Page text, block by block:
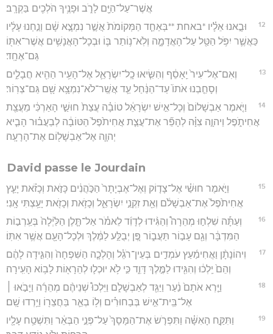
אֲשֶׁר־עַל־הַיָּ֖ם לָרֹ֑ב וּפָנֶ֥יךָ הֹלְכִ֖ים בַּקְרָֽב׃
12
וּבָ֣אנוּ אֵלָ֗יו *באחת **בְּאַחַ֤ד הַמְּקוֹמֹת֙ אֲשֶׁ֣ר נִמְצָ֣א שָׁ֔ם וְנַ֣חְנוּ עָלָ֔יו
כַּאֲשֶׁ֛ר יִפֹּ֥ל הַטַּ֖ל עַל־הָאֲדָמָ֑ה וְלֹֽא־נ֥וֹתַר בּ֛וֹ וּבְכָל־הָאֲנָשִׁ֥ים אֲשֶׁר־אִתּ֖וֹ
גַּם־אֶחָֽד׃
13
וְאִם־אֶל־עִיר֙ יֵֽאָסֵ֔ף וְהִשִּׂ֧יאוּ כָֽל־יִשְׂרָאֵ֛ל אֶל־הָעִ֥יר הַהִ֖יא חֲבָלִ֑ים
וְסָחַ֤בְנוּ אֹתוֹ֙ עַד־הַנַּ֔חַל עַ֛ד אֲשֶֽׁר־לֹא־נִמְצָ֥א שָׁ֖ם גַּם־צְרֽוֹר׃
14
וַיֹּ֤אמֶר אַבְשָׁלוֹם֙ וְכָל־אִ֣ישׁ יִשְׂרָאֵ֔ל טוֹבָ֗ה עֲצַת֙ חוּשַׁ֣י הָאַרְכִּ֔י מֵעֲצַ֖ת
אֲחִיתֹ֑פֶל וַיהוָ֣ה צִוָּ֗ה לְהָפֵ֞ר אֶת־עֲצַ֤ת אֲחִיתֹ֙פֶל֙ הַטּוֹבָ֔ה לְבַעֲב֗וּר הָבִ֧יא
יְהוָ֛ה אֶל־אַבְשָׁל֖וֹם אֶת־הָרָעָֽה׃
David passe le Jourdain
15
וַיֹּ֣אמֶר חוּשַׁ֗י אֶל־צָד֤וֹק וְאֶל־אֶבְיָתָר֙ הַכֹּ֣הֲנִ֔ים כָּזֹ֣את וְכָזֹ֗את יָעַ֤ץ
אֲחִיתֹ֙פֶל֙ אֶת־אַבְשָׁלֹ֔ם וְאֵ֖ת זִקְנֵ֣י יִשְׂרָאֵ֑ל וְכָזֹ֥את וְכָזֹ֖את יָעַ֥צְתִּי אָֽנִי׃
16
וְעַתָּ֡ה שִׁלְח֣וּ מְהֵרָה֩ וְהַגִּ֨ידוּ לְדָוִ֜ד לֵאמֹ֗ר אַל־תָּ֤לֶן הַלַּ֙יְלָה֙ בְּעַֽרְב֣וֹת
הַמִּדְבָּ֔ר וְגַ֖ם עָב֣וֹר תַּעֲב֑וֹר פֶּ֚ן יְבֻלַּ֣ע לַמֶּ֔לֶךְ וּלְכָל־הָעָ֖ם אֲשֶׁ֥ר אִתּֽוֹ׃
17
וִיהוֹנָתָ֨ן וַאֲחִימַ֜עַץ עֹמְדִ֣ים בְּעֵין־רֹגֵ֗ל וְהָלְכָ֤ה הַשִּׁפְחָה֙ וְהִגִּ֣ידָה לָהֶ֔ם
וְהֵם֙ יֵֽלְכ֔וּ וְהִגִּ֖ידוּ לַמֶּ֣לֶךְ דָּוִ֑ד כִּ֣י לֹ֥א יוּכְל֛וּ לְהֵרָא֖וֹת לָב֥וֹא הָעִֽירָה׃
18
וַיַּ֤רְא אֹתָם֙ נַ֔עַר וַיַּגֵּ֖ד לְאַבְשָׁלֹ֑ם וַיֵּלְכוּ֩ שְׁנֵיהֶ֨ם מְהֵרָ֜ה וַיָּבֹ֣אוּ ׀
אֶל־בֵּֽית־אִ֣ישׁ בְּבַחוּרִ֗ים וְל֥וֹ בְאֵ֛ר בַּחֲצֵר֖וֹ וַיֵּ֥רְדוּ שָֽׁם׃
19
וַתִּקַּ֣ח הָאִשָּׁ֗ה וַתִּפְרֹ֤שׂ אֶת־הַמָּסָךְ֙ עַל־פְּנֵ֣י הַבְּאֵ֔ר וַתִּשְׁטַ֥ח עָלָ֖יו